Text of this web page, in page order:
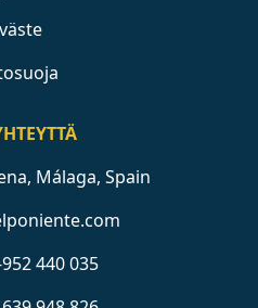
Málaga, Spain
440 035